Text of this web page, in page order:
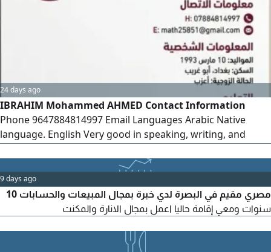
24 days ago
IBRAHIM Mohammed AHMED Contact Information
Phone 9647884814997 Email Languages Arabic Native
language. English Very good in speaking, writing, and
reading. Personal Information Date of Birth March 10,
1993 Education Bachelor's Degree in Mathematics
University of Diyala - Graduated Worked as a Mathematics
Lecturer for two years
9 days ago
مصري مقيم في البصرة لدي خبرة بمجال المبيعات والحسابات 10
سنوات ومعي إقامة حاليا اعمل بمجال الانارة والمكنت